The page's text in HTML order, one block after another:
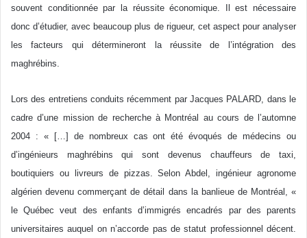
souvent conditionnée par la réussite économique. Il est nécessaire
donc d’étudier, avec beaucoup plus de rigueur, cet aspect pour analyser
les facteurs qui détermineront la réussite de l’intégration des
maghrébins.
Lors des entretiens conduits récemment par Jacques PALARD, dans le
cadre d’une mission de recherche à Montréal au cours de l’automne
2004 : « […] de nombreux cas ont été évoqués de médecins ou
d’ingénieurs maghrébins qui sont devenus chauffeurs de taxi,
boutiquiers ou livreurs de pizzas. Selon Abdel, ingénieur agronome
algérien devenu commerçant de détail dans la banlieue de Montréal, «
le Québec veut des enfants d’immigrés encadrés par des parents
universitaires auquel on n’accorde pas de statut professionnel décent.